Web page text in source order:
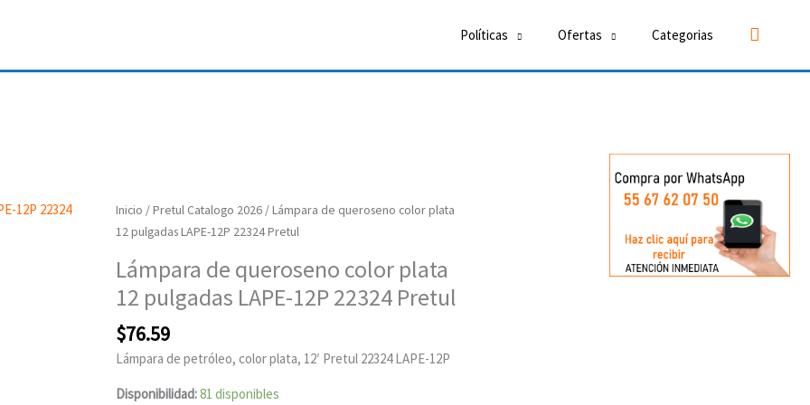
Políticas Ofertas Categorias Buscar
Inicio /Pretul Catalogo 2026/ Lámpara de queroseno color plata
12 pulgadas LAPE-12P 22324 Pretul
Lámpara de queroseno color plata
12 pulgadas LAPE-12P 22324 Pretul
$76.59
Lámpara de petróleo, color plata, 12′ Pretul 22324 LAPE-12P
Disponibilidad:81 disponibles
Lámpara
de
color
plata
pulgadas
LAPE-